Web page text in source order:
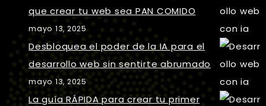
que crear tu web sea PAN COMIDO
mayo 13, 2025
Desbloquea el poder de la IA para el
desarrollo web sin sentirte abrumado
mayo 13, 2025
La guía RÁPIDA para crear tu primer